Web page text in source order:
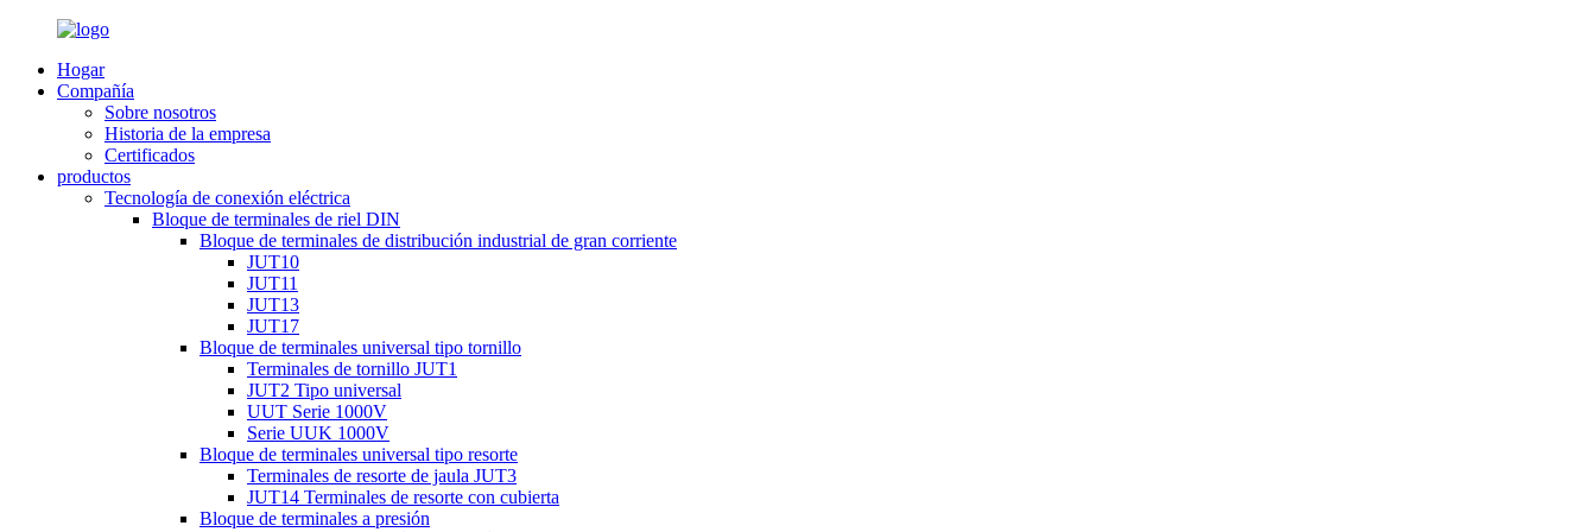
Hogar
Compañía
Sobre nosotros
Historia de la empresa
Certificados
productos
Tecnología de conexión eléctrica
Bloque de terminales de riel DIN
Bloque de terminales de distribución industrial de gran corriente
JUT10
JUT11
JUT13
JUT17
Bloque de terminales universal tipo tornillo
Terminales de tornillo JUT1
JUT2 Tipo universal
UUT Serie 1000V
Serie UUK 1000V
Bloque de terminales universal tipo resorte
Terminales de resorte de jaula JUT3
JUT14 Terminales de resorte con cubierta
Bloque de terminales a presión